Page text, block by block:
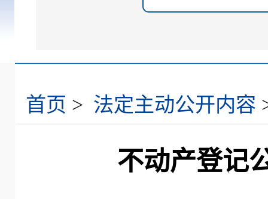
首页 > 法定主动公开内容
不动产登记